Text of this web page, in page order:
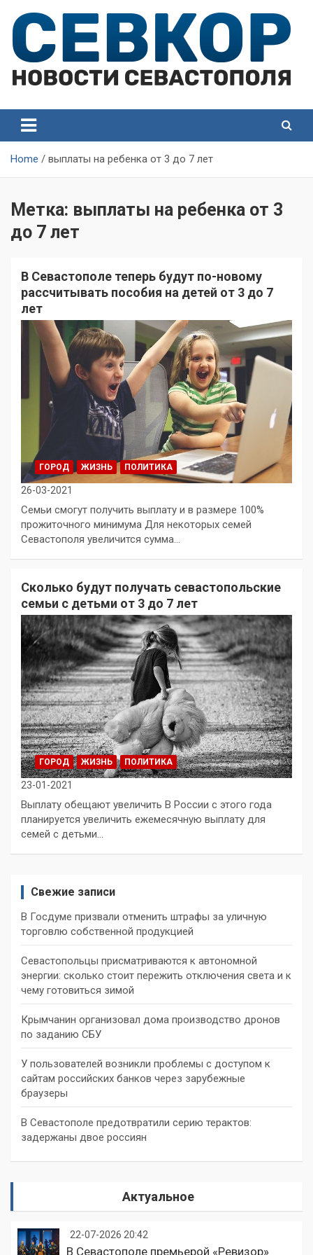
content
Севастополя
Севастополя
Home выплаты на ребенка от 3 до 7 лет
Метка: выплаты на ребенка от 3
до 7 лет
В Севастополе теперь будут по-новому
рассчитывать пособия на детей от 3 до 7
лет
ГОРОД ЖИЗНЬ ПОЛИТИКА
26-03-2021
Семьи смогут получить выплату и в размере 100%
прожиточного минимума Для некоторых семей
Севастополя увеличится сумма…
Сколько будут получать севастопольские
семьи с детьми от 3 до 7 лет
ГОРОД ЖИЗНЬ ПОЛИТИКА
23-01-2021
Выплату обещают увеличить В России с этого года
планируется увеличить ежемесячную выплату для
семей с детьми…
Свежие записи
В Госдуме призвали отменить штрафы за уличную
торговлю собственной продукцией
Севастопольцы присматриваются к автономной
энергии: сколько стоит пережить отключения света и к
чему готовиться зимой
Крымчанин организовал дома производство дронов
по заданию СБУ
У пользователей возникли проблемы с доступом к
сайтам российских банков через зарубежные
браузеры
В Севастополе предотвратили серию терактов:
задержаны двое россиян
Актуальное
22-07-2026 20:42
В Севастополе премьерой «Ревизор»